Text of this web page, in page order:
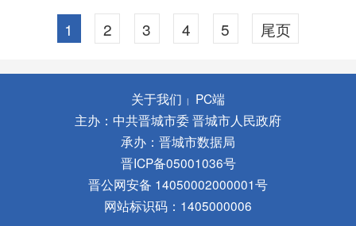
1 2 3 4 5 尾页
关于我们 |
PC端
主办：中共晋城市委 晋城市人民政府
承办：晋城市数据局
晋ICP备05001036号
晋公网安备 14050002000001号
网站标识码：1405000006